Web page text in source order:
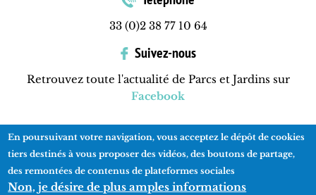
33 (0)2 38 77 10 64
Suivez-nous
Retrouvez toute l'actualité de Parcs et Jardins sur
Facebook
Contactez-nous Mentions légales Plan du site
En poursuivant votre navigation, vous acceptez le dépôt de cookies
tiers destinés à vous proposer des vidéos, des boutons de partage,
des remontées de contenus de plateformes sociales
Non, je désire de plus amples informations